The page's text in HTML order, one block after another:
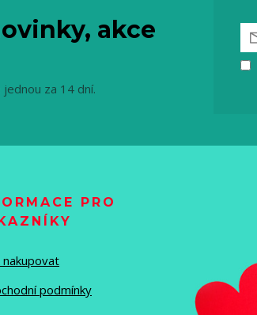
akce
za 14 dní.
PRO
nakupovat
podmínky